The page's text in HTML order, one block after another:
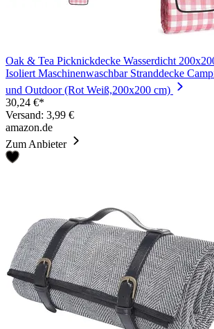
Oak & Tea Picknickdecke Wasserdicht
Isoliert Maschinenwaschbar Stranddecke
und Outdoor (Rot Weiß,200x200 cm)
30,24 €*
Versand: 3,99 €
amazon.de
Zum Anbieter